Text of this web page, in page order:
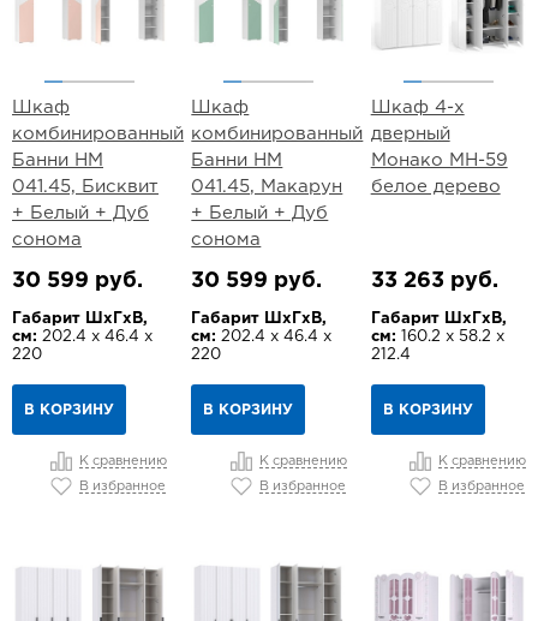
Шкаф
комбинированный
Банни НМ
041.45, Бисквит
+ Белый + Дуб
сонома
30 599 руб.
Габарит ШхГхВ,
см: 202.4 х 46.4 х
220
В КОРЗИНУ
К сравнению
В избранное
Шкаф
комбинированный
Банни НМ
041.45, Макарун
+ Белый + Дуб
сонома
30 599 руб.
Габарит ШхГхВ,
см: 202.4 х 46.4 х
220
В КОРЗИНУ
К сравнению
В избранное
Шкаф 4-х
дверный
Монако МН-59
белое дерево
33 263 руб.
Габарит ШхГхВ,
см: 160.2 х 58.2 х
212.4
В КОРЗИНУ
К сравнению
В избранное